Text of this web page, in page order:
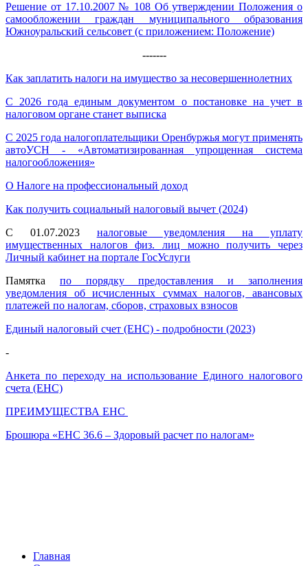
Решение от 17.10.2007 № 108 Об утверждении Положения о
самообложении граждан муниципального образования
Южноуральский сельсовет (с приложением: Положение)
-------
Как заплатить налоги на имущество за несовершеннолетних
С 2026 года единым документом о постановке на учет в
налоговом органе станет выписка
С 2025 года налогоплательщики Оренбуржья могут применять
автоУСН - «Автоматизированная упрощенная система
налогообложения»
О Налоге на профессиональный доход
Как получить социальный налоговый вычет (2024)
С 01.07.2023 налоговые уведомления на уплату
имущественных налогов физ. лиц можно получить через
Личный кабинет на портале ГосУслуги
Памятка по порядку предоставления и заполнения
уведомления об исчисленных суммах налогов, авансовых
платежей по налогам, сборов, страховых взносов
Единый налоговый счет (ЕНС) - подробности (2023)
-
Анкета по переходу на использование Единого налогового
счета (ЕНС)
ПРЕИМУЩЕСТВА ЕНС
Брошюра «ЕНС 36.6 – Здоровый расчет по налогам»
Главная